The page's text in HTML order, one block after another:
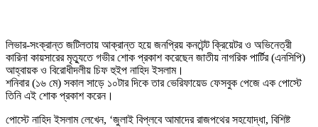
লিভার-সংক্রান্ত জটিলতায় আক্রান্ত হয়ে জনপ্রিয় কনটেন্ট ক্রিয়েটর ও অভিনেত্রী
কারিনা কায়সারের মৃত্যুতে গভীর শোক প্রকাশ করেছেন জাতীয় নাগরিক পার্টির (এনসিপি)
আহ্বায়ক ও বিরোধীদলীয় চিফ হুইপ নাহিদ ইসলাম।
শনিবার (১৬ মে) সকাল সাড়ে ১০টার দিকে তার ভেরিফায়েড ফেসবুক পেজে এক পোস্টে
তিনি এই শোক প্রকাশ করেন।
পোস্টে নাহিদ ইসলাম লেখেন, ‘জুলাই বিপ্লবে আমাদের রাজপথের সহযোদ্ধা, বিশিষ্ট